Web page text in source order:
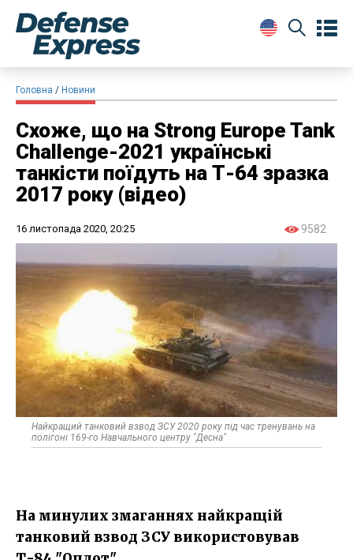
Головна Новини
Схоже, що на Strong Europe Tank
Challenge-2021 українські
танкісти поїдуть на Т-64 зразка
2017 року (відео)
16 листопада 2020, 20:25 9582
Найкращий танковий взвод ЗСУ 2020 року під час тренувань на
полігоні 169-го Навчального центру "Десна"
На минулих змаганнях найкращій
танковий взвод ЗСУ використовував